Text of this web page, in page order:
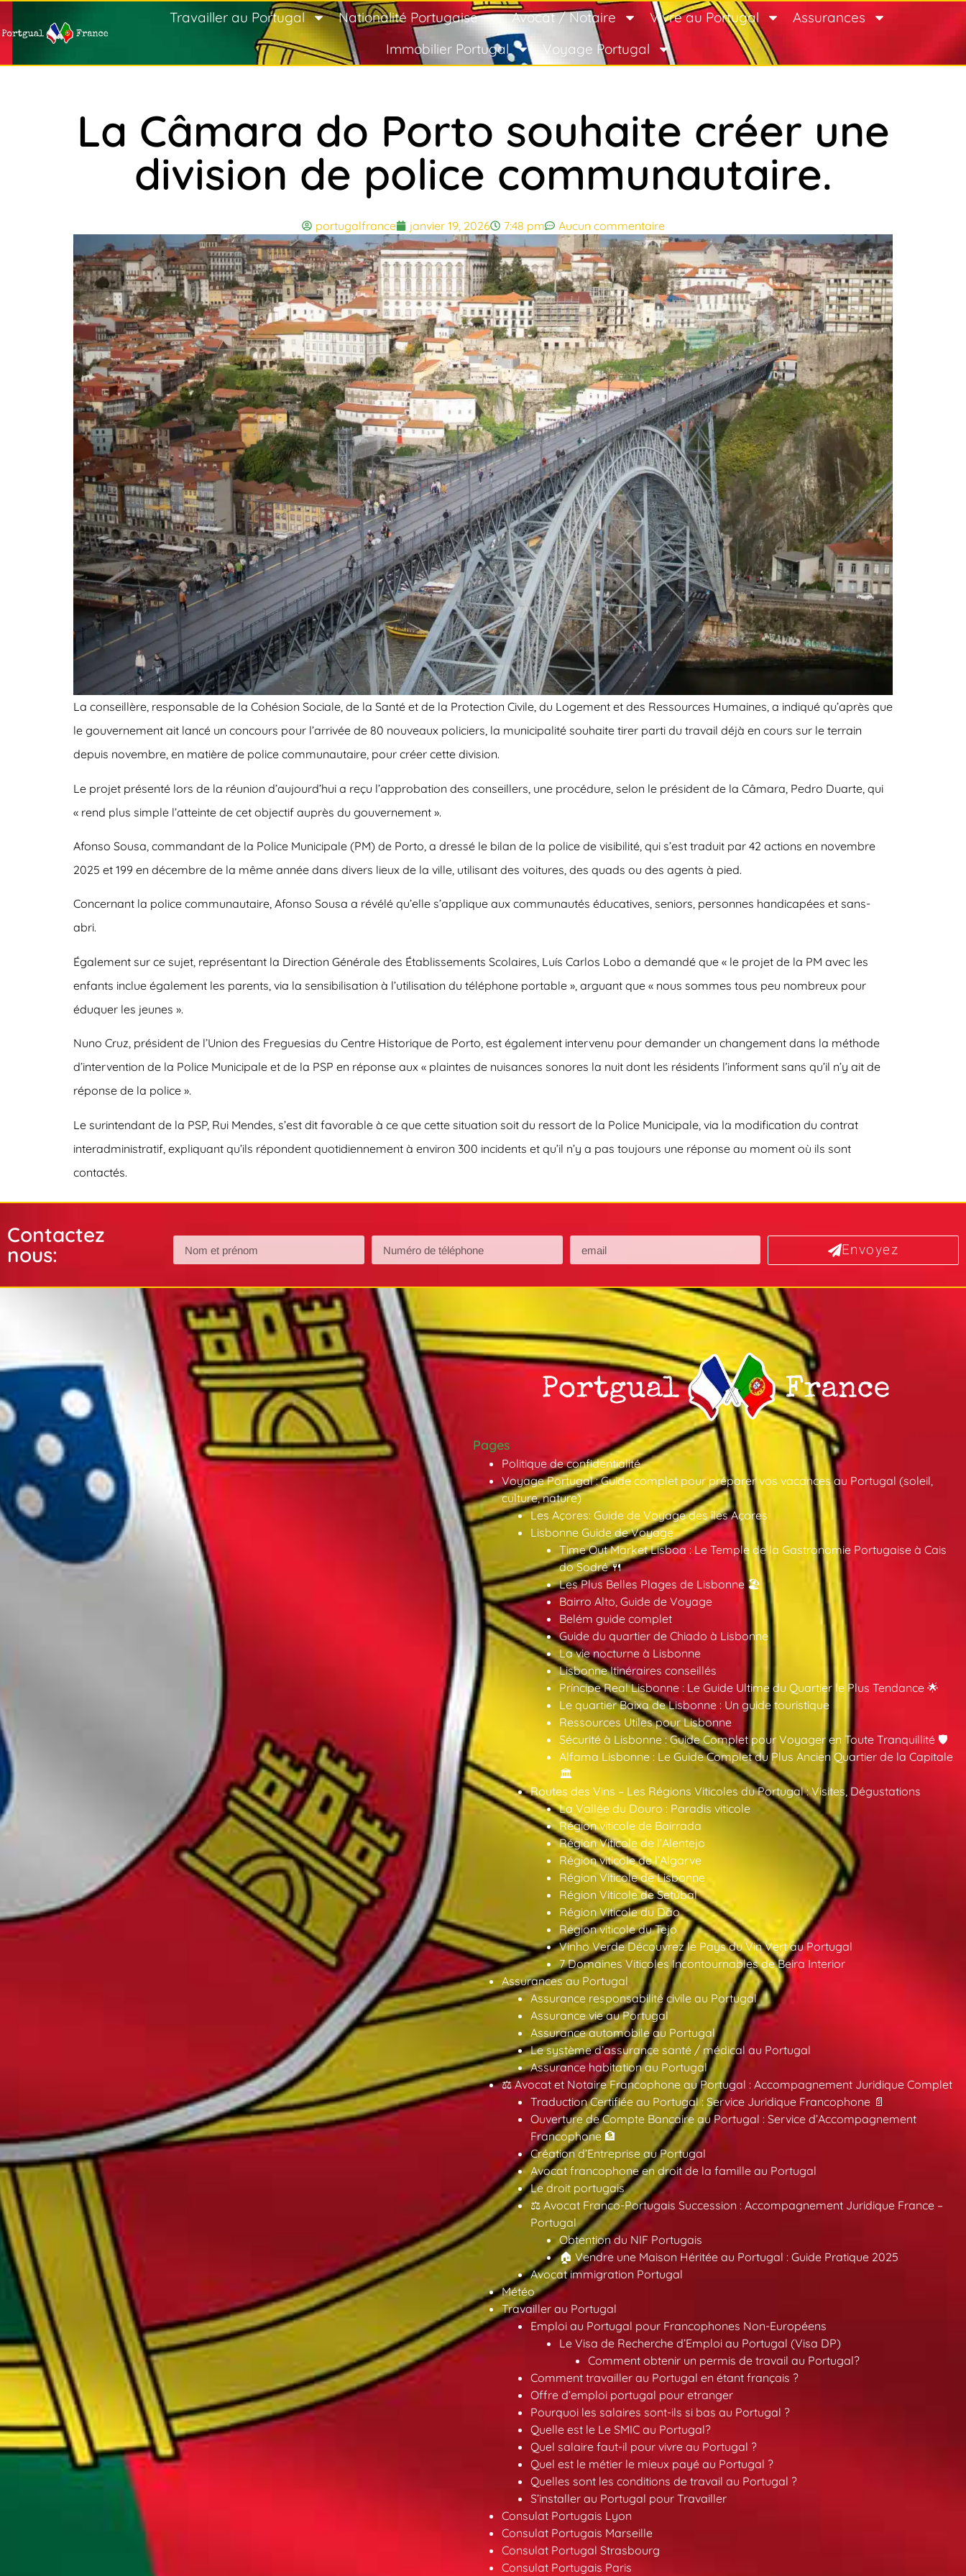
Travailler au Portugal Nationalité Portugaise Avocat / Notaire Vivre au Portugal
Assurances
Immobilier Portugal
Voyage Portugal
La Câmara do Porto souhaite créer une
division de police communautaire.
portugalfrance janvier 19, 2026 7:48 pm Aucun commentaire
La conseillère, responsable de la Cohésion Sociale, de la Santé et de la Protection Civile, du Logement et des Ressources Humaines, a indiqué qu’après que
le gouvernement ait lancé un concours pour l’arrivée de 80 nouveaux policiers, la municipalité souhaite tirer parti du travail déjà en cours sur le terrain
depuis novembre, en matière de police communautaire, pour créer cette division.
Le projet présenté lors de la réunion d’aujourd’hui a reçu l’approbation des conseillers, une procédure, selon le président de la Câmara, Pedro Duarte, qui
« rend plus simple l’atteinte de cet objectif auprès du gouvernement ».
Afonso Sousa, commandant de la Police Municipale (PM) de Porto, a dressé le bilan de la police de visibilité, qui s’est traduit par 42 actions en novembre
2025 et 199 en décembre de la même année dans divers lieux de la ville, utilisant des voitures, des quads ou des agents à pied.
Concernant la police communautaire, Afonso Sousa a révélé qu’elle s’applique aux communautés éducatives, seniors, personnes handicapées et sans-
abri.
Également sur ce sujet, représentant la Direction Générale des Établissements Scolaires, Luís Carlos Lobo a demandé que « le projet de la PM avec les
enfants inclue également les parents, via la sensibilisation à l’utilisation du téléphone portable », arguant que « nous sommes tous peu nombreux pour
éduquer les jeunes ».
Nuno Cruz, président de l’Union des Freguesias du Centre Historique de Porto, est également intervenu pour demander un changement dans la méthode
d’intervention de la Police Municipale et de la PSP en réponse aux « plaintes de nuisances sonores la nuit dont les résidents l’informent sans qu’il n’y ait de
réponse de la police ».
Le surintendant de la PSP, Rui Mendes, s’est dit favorable à ce que cette situation soit du ressort de la Police Municipale, via la modification du contrat
interadministratif, expliquant qu’ils répondent quotidiennement à environ 300 incidents et qu’il n’y a pas toujours une réponse au moment où ils sont
contactés.
Contactez
nous:
Envoyez
Pages
Politique de confidentialité
Voyage Portugal : Guide complet pour préparer vos vacances au Portugal (soleil,
culture, nature)
Les Açores: Guide de Voyage des îles Açores
Lisbonne Guide de Voyage
Time Out Market Lisboa : Le Temple de la Gastronomie Portugaise à Cais
do Sodré 🍴
Les Plus Belles Plages de Lisbonne 🏖️
Bairro Alto, Guide de Voyage
Belém guide complet
Guide du quartier de Chiado à Lisbonne
La vie nocturne à Lisbonne
Lisbonne Itinéraires conseillés
Príncipe Real Lisbonne : Le Guide Ultime du Quartier le Plus Tendance 🌟
Le quartier Baixa de Lisbonne : Un guide touristique
Ressources Utiles pour Lisbonne
Sécurité à Lisbonne : Guide Complet pour Voyager en Toute Tranquillité 🛡️
Alfama Lisbonne : Le Guide Complet du Plus Ancien Quartier de la Capitale
🏛️
Routes des Vins – Les Régions Viticoles du Portugal : Visites, Dégustations
La Vallée du Douro : Paradis viticole
Région viticole de Bairrada
Région Viticole de l’Alentejo
Région viticole de l’Algarve
Région Viticole de Lisbonne
Région Viticole de Setúbal
Région Viticole du Dão
Région viticole du Tejo
Vinho Verde Découvrez le Pays du Vin Vert au Portugal
7 Domaines Viticoles Incontournables de Beira Interior
Assurances au Portugal
Assurance responsabilité civile au Portugal
Assurance vie au Portugal
Assurance automobile au Portugal
Le système d’assurance santé / médical au Portugal
Assurance habitation au Portugal
⚖️ Avocat et Notaire Francophone au Portugal : Accompagnement Juridique Complet
Traduction Certifiée au Portugal : Service Juridique Francophone 📄
Ouverture de Compte Bancaire au Portugal : Service d’Accompagnement
Francophone 🏦
Création d’Entreprise au Portugal
Avocat francophone en droit de la famille au Portugal
Le droit portugais
⚖️ Avocat Franco-Portugais Succession : Accompagnement Juridique France –
Portugal
Obtention du NIF Portugais
🏠 Vendre une Maison Héritée au Portugal : Guide Pratique 2025
Avocat immigration Portugal
Météo
Travailler au Portugal
Emploi au Portugal pour Francophones Non-Européens
Le Visa de Recherche d’Emploi au Portugal (Visa DP)
Comment obtenir un permis de travail au Portugal?
Comment travailler au Portugal en étant français ?
Offre d’emploi portugal pour etranger
Pourquoi les salaires sont-ils si bas au Portugal ?
Quelle est le Le SMIC au Portugal?
Quel salaire faut-il pour vivre au Portugal ?
Quel est le métier le mieux payé au Portugal ?
Quelles sont les conditions de travail au Portugal ?
S’installer au Portugal pour Travailler
Consulat Portugais Lyon
Consulat Portugais Marseille
Consulat Portugal Strasbourg
Consulat Portugais Paris